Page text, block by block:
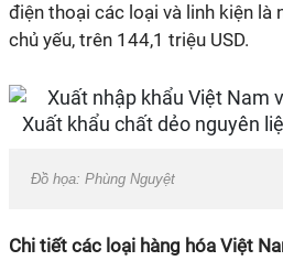
điện thoại các loại và linh kiện là
chủ yếu, trên 144,1 triệu USD.
Đồ họa: Phùng Nguyệt
Chi tiết các loại hàng hóa Việt